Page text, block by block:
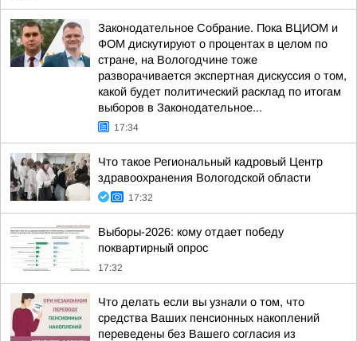
Законодательное Собрание. Пока ВЦИОМ и
ФОМ дискутируют о процентах в целом по
стране, на Вологодчине тоже
разворачивается экспертная дискуссия о том,
какой будет политический расклад по итогам
выборов в Законодательное...
17:34
Что такое Региональный кадровый Центр
здравоохранения Вологодской области
17:32
Выборы-2026: кому отдает победу
поквартирный опрос
17:32
Что делать если вы узнали о том, что
средства Ваших пенсионных накоплений
переведены без Вашего согласия из